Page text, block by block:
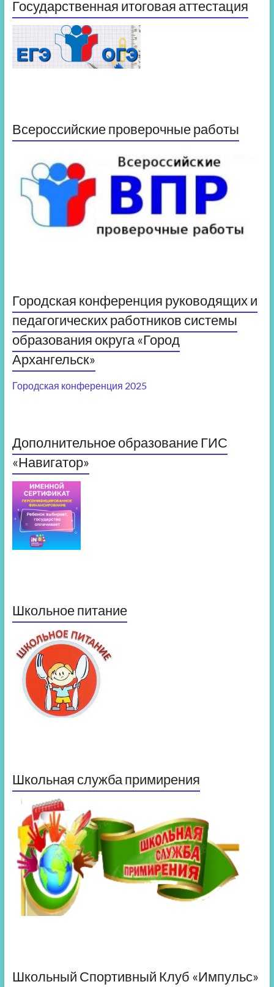
Государственная итоговая аттестация
Всероссийские проверочные работы
Городская конференция руководящих и
педагогических работников системы
образования округа «Город
Архангельск»
Городская конференция 2025
Дополнительное образование ГИС
«Навигатор»
Школьное питание
Школьная служба примирения
Школьный Спортивный Клуб «Импульс»